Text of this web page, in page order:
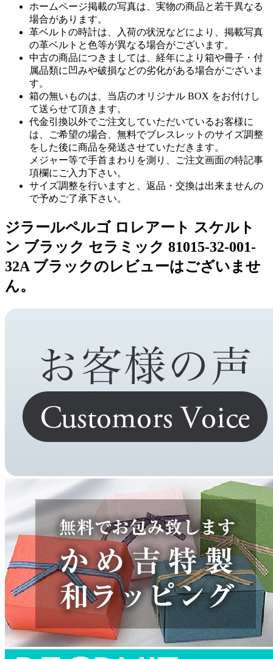
ホームページ掲載の写真は、実物の商品と若干異なる
場合があります。
革ベルトの時計は、入荷の状況などにより、掲載写真
の革ベルトと色等が異なる場合がございます。
中古の商品につきましては、経年により箱や冊子・付
属品類に凹みや破損などの劣化がある場合がございま
す。
箱の無いものは、当店のオリジナル BOX をお付けし
て送らせて頂きます。
代金引換以外でご注文していただいているお客様に
は、ご希望の場合、無料でブレスレットのサイズ調整
をした後に商品を発送させていただきます。
メジャー等で手首まわりを測り、ご注文画面の特記事
項欄にご入力下さい。
サイズ調整を行いますと、返品・交換は出来ませんの
で予めご了承下さい。
ジラールペルゴ ロレアート スケルト
ン ブラック セラミック 81015-32-001-
32A ブラックのレビューはございませ
ん。